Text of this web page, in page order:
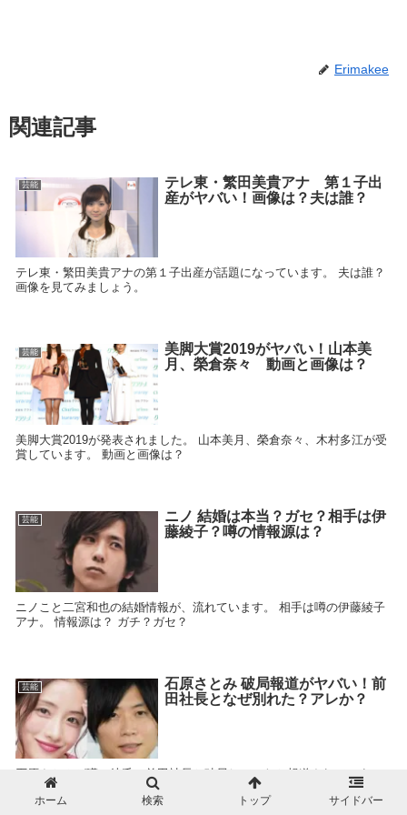
Erimakee
関連記事
芸能
テレ東・繁田美貴アナ 第１子出
産がヤバい！画像は？夫は誰？
テレ東・繁田美貴アナの第１子出産が話題になっています。 夫は誰？
画像を見てみましょう。
芸能
美脚大賞2019がヤバい！山本美
月、榮倉奈々 動画と画像は？
美脚大賞2019が発表されました。 山本美月、榮倉奈々、木村多江が受
賞しています。 動画と画像は？
芸能
ニノ 結婚は本当？ガセ？相手は伊
藤綾子？噂の情報源は？
ニノこと二宮和也の結婚情報が、流れています。 相手は噂の伊藤綾子
アナ。 情報源は？ ガチ？ガセ？
芸能
石原さとみ 破局報道がヤバい！前
田社長となぜ別れた？アレか？
石原さとみが噂の彼氏・前田社長と破局していたと報道されていま
す。 破局理由はなに？やはりアレ？
ホーム 検索 トップ サイドバー